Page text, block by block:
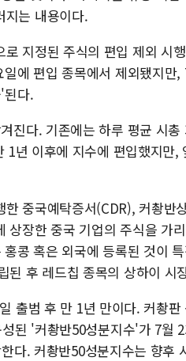
지는 내용이다.
지정된 주식의 편입 제외 시
에 편입 종목에서 제외됐지만
된다.
진다. 기존에는 하루 평균 시
년 이후에 지수에 편입했지만,
중국예탁증서(CDR), 커촹반
상장한 중국 기업의 주식을 가
콩 혹은 외국에 등록된 것이
된 후 레드칩 종목의 상하이 시
출범 후 만 1년 만이다. 커촹
된 '커촹반50성분지수'가 7월
다. 커촹반50성분지수는 향후